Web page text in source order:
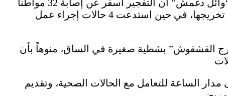
وفي تصريح لـ”الوطن” أوضح مدير صحة دمشق “وائل دغمش” أن التفجير أسفر عن إصابة 32 مواطناً
واستشهاد مدنيّاً، مشيراً إلى أن معظم الحالات تم تخريجها، في حين استدعت 4 حالات إجراء عمل
القشقوش” بشظية صغيرة في الساق، منوهاً بأن
الساعة للتعامل مع الحالات الصحية، وتقديم